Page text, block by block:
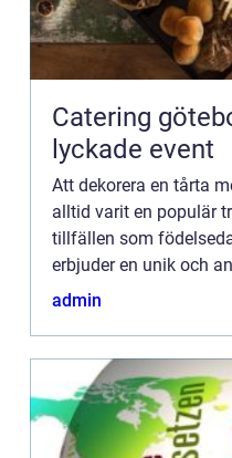
Catering göteborg smarta
lyckade event
Att dekorera en tårta
alltid varit en populär
tillfällen som
erbjuder en unik och
detta genom ...
admin